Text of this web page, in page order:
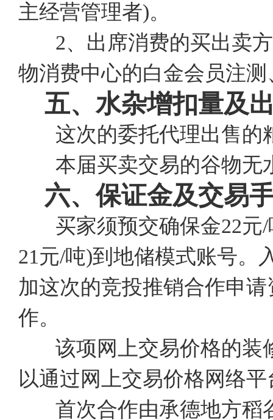
主经营管理者)。
2、出席消费的买出卖
物消费中心的白金会员注
五、水杂增扣量及
这次的委托代理出售的
本届买卖交易的谷物无
六、保证金及交易
买家须预交确保金22元
21元/吨)到地储模式账号。
加这次的竞投推销合作申
作。
该项网上交易价格的装
以通过网上交易价格网络
首次合作由承德地方